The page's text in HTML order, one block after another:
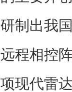
制出我
程相控
现代雷